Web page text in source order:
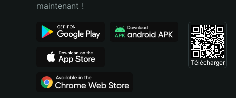
Español (Argentina)
maintenant !
Télécharger